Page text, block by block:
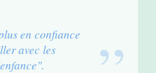
en confiance
avec les